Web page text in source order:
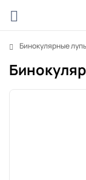
Бинокулярные